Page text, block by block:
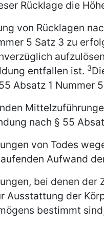
Rücklage die
von Rücklagen
5 Satz 3 zu
entfallen ist. 3
Absatz 1 Nummer
nach § 55
von Todes
Aufwand
bei denen der
Ausstattung der
bestimmt